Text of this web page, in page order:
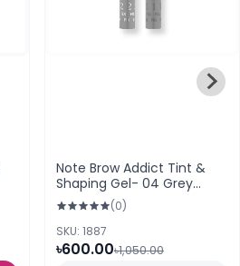
Note Brow Addict Tint &
Shaping Gel- 04 Grey
Brown
(0)
SKU: 1887
৳600.00৳1,050.00